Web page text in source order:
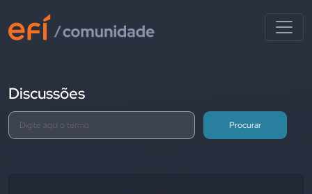
Discussões
Procurar